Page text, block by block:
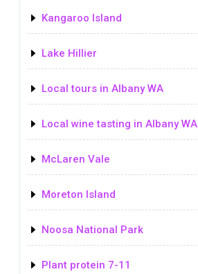
Kangaroo Island
Lake Hillier
Local tours in Albany WA
Local wine tasting in Albany WA
McLaren Vale
Moreton Island
Noosa National Park
Plant protein 7-11